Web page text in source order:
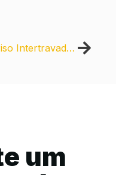
Piso Intertravado de Concreto: Onde Comprar para Rampas de Acesso
um